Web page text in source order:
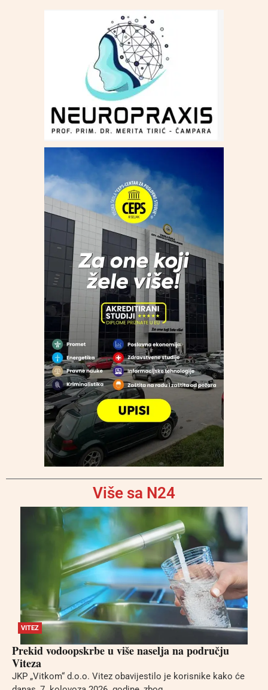
Više sa N24
VITEZ
Prekid vodoopskrbe u više naselja na području
Viteza
JKP „Vitkom“ d.o.o. Vitez obavijestilo je korisnike kako će